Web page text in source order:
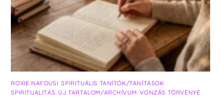
ROXIE NAFOUSI ,SPIRITUÁLIS TANÍTÓK/TANÍTÁSOK
SPIRITUALITÁS ÚJ TARTALOM/ARCHÍVUM ,VONZÁS TÖRVÉNYE